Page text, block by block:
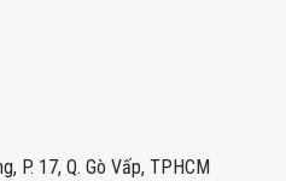
P. 17, Q. Gò Vấp, TPHCM